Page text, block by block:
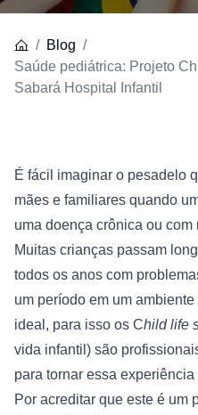
Blog
Saúde pediátrica: Projeto
Sabará Hospital Infantil
É fácil imaginar o pesadelo
mães e familiares quando
uma doença crônica ou com
Muitas crianças passam
todos os anos com
um período em um
ideal, para isso os Child life
vida infantil) são
para tornar essa
Por acreditar que este é um